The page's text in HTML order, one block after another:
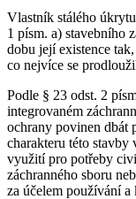
Vlastník stálého
1 písm. a) stavebního
dobu její existence
co nejvíce se
Podle § 23 odst. 2
integrovaném
ochrany povinen dbát
charakteru této
využití pro potřeby
záchranného sboru
za účelem používání